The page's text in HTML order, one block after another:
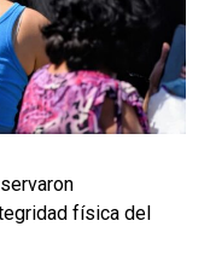
física del